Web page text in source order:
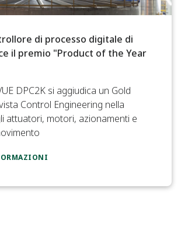
di processo digitale di
il premio "Product of the Year
DPC2K si aggiudica un Gold
Control Engineering nella
attuatori, motori, azionamenti e